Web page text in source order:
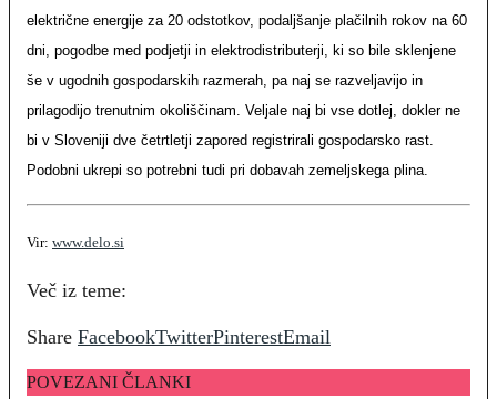
električne energije za 20 odstotkov, podaljšanje plačilnih rokov na 60
dni, pogodbe med podjetji in elektrodistributerji, ki so bile sklenjene
še v ugodnih gospodarskih razmerah, pa naj se razveljavijo in
prilagodijo trenutnim okoliščinam. Veljale naj bi vse dotlej, dokler ne
bi v Sloveniji dve četrtletji zapored registrirali gospodarsko rast.
Podobni ukrepi so potrebni tudi pri dobavah zemeljskega plina.
Vir: www.delo.si
Več iz teme:
Share FacebookTwitterPinterestEmail
POVEZANI ČLANKI